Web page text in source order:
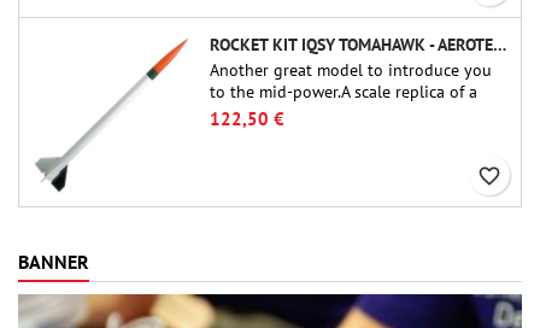
ROCKET KIT IQSY TOMAHAWK - AEROTECH
Another great model to introduce you
to the mid-power.A scale replica of a
famous sounding rocket, small in size
and peefect to move to higher-level kits.
122,50 €
favorite_border
BANNER